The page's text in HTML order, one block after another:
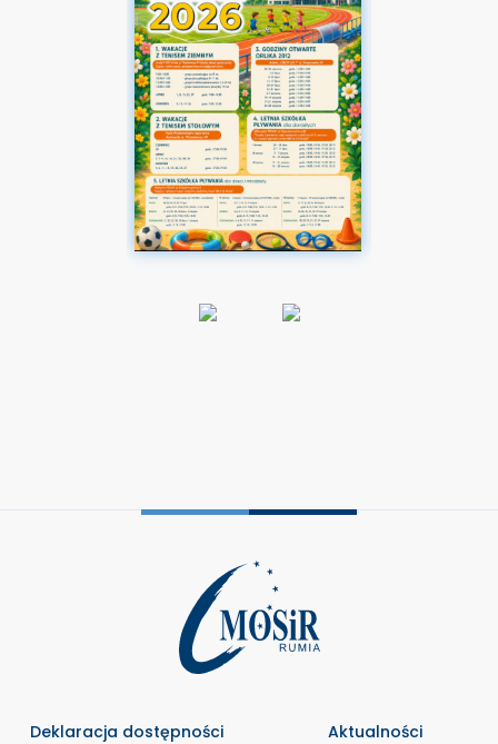
Deklaracja dostępności Aktualności